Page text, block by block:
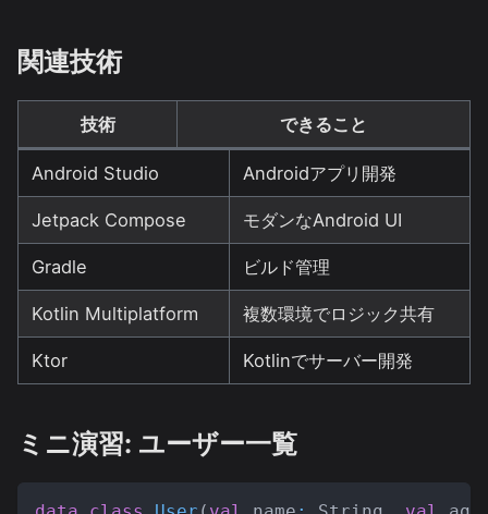
関連技術
技術 できること
Android Studio Androidアプリ開発
Jetpack Compose モダンなAndroid UI
Gradle ビルド管理
Kotlin Multiplatform 複数環境でロジック共有
Ktor Kotlinでサーバー開発
ミニ演習: ユーザー一覧